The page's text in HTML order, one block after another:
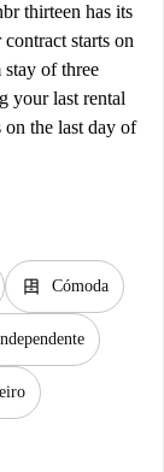
thirteen has its
starts on
stay of three
your last rental
the last day of
dresser Cómoda